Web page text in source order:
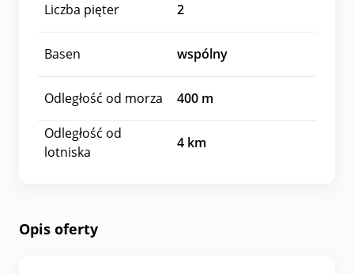
Liczba pięter 2
Basen wspólny
Odległość od morza 400 m
Odległość od
lotniska
4 km
Opis oferty